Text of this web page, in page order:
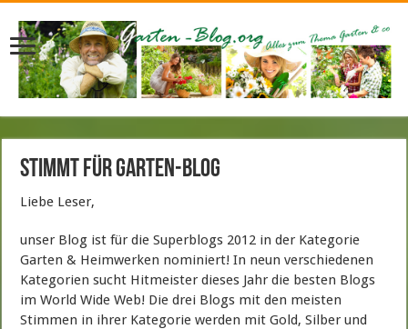
Stimmt für Garten-Blog
Liebe Leser,
unser Blog ist für die Superblogs 2012 in der Kategorie
Garten & Heimwerken nominiert! In neun verschiedenen
Kategorien sucht Hitmeister dieses Jahr die besten Blogs
im World Wide Web! Die drei Blogs mit den meisten
Stimmen in ihrer Kategorie werden mit Gold, Silber und